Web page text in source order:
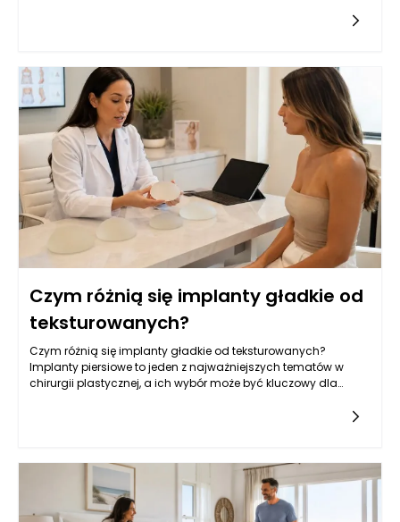
Czym różnią się implanty gładkie od
teksturowanych?
Czym różnią się implanty gładkie od teksturowanych?
Implanty piersiowe to jeden z najważniejszych tematów w
chirurgii plastycznej, a ich wybór może być kluczowy dla